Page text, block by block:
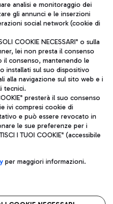
ITA
soggetta a direzione e
di Roma 13032990155 P.
vers.
1 - 00054 Fiumicino (RM)
Note legali
FCO
analisi e monitoraggio dei
gli annunci e le inserzioni
social network (cookie di
COOKIE NECESSARI" o sulla
lei non presta il consenso
consenso, mantenendo le
installati sul suo dispositivo
alla navigazione sul sito web e i
tecnici.
presterà il suo consenso
ivi compresi cookie di
e può essere revocato in
le sue preferenze per i
I TUOI COOKIE" (accessibile
per maggiori informazioni.